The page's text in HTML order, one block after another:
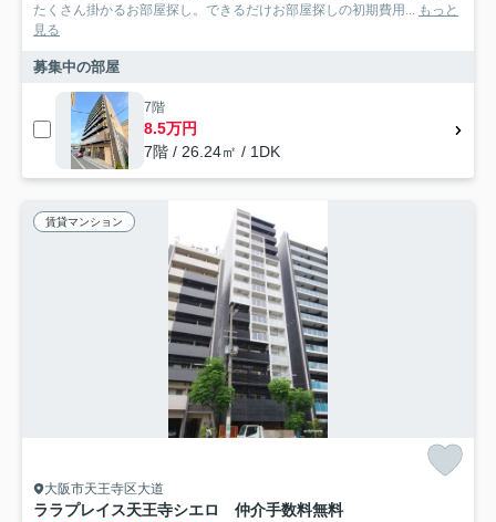
たくさん掛かるお部屋探し。できるだけお部屋探しの初期費用... もっと
見る
募集中の部屋
7階
8.5万円
7階 / 26.24㎡ / 1DK
賃貸マンション
大阪市天王寺区大道
ララプレイス天王寺シエロ 仲介手数料無料